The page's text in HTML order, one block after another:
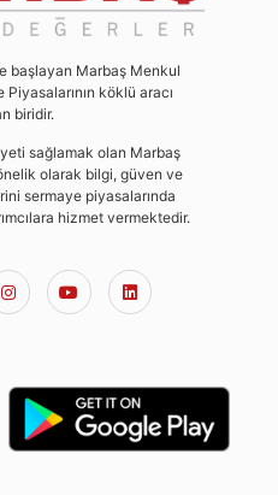
başlayan Marbaş Menkul
köklü aracı
biridir.
sağlamak olan Marbaş
olarak bilgi, güven ve
sermaye piyasalarında
hizmet vermektedir.